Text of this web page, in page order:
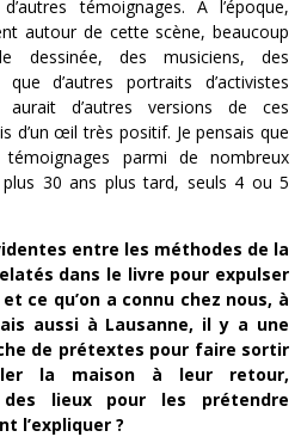
témoignages. A l’époque,
autour de cette scène, beaucoup
dessinée, des musiciens, des
d’autres portraits d’activistes
d’autres versions de ces
d’un œil très positif. Je pensais que
parmi de nombreux
30 ans plus tard, seuls 4 ou 5
entre les méthodes de la
dans le livre pour expulser
ce qu’on a connu chez nous, à
aussi à Lausanne, il y a une
de prétextes pour faire sortir
la maison à leur retour,
lieux pour les prétendre
l’expliquer ?